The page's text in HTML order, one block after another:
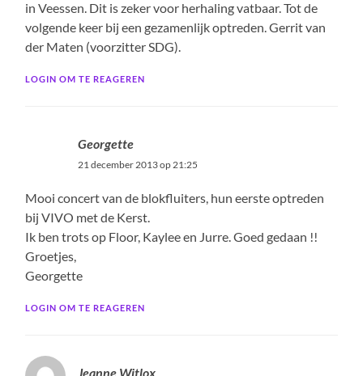
in Veessen. Dit is zeker voor herhaling vatbaar. Tot de
volgende keer bij een gezamenlijk optreden. Gerrit van
der Maten (voorzitter SDG).
LOGIN OM TE REAGEREN
Georgette
21 december 2013 op 21:25
Mooi concert van de blokfluiters, hun eerste optreden
bij VIVO met de Kerst.
Ik ben trots op Floor, Kaylee en Jurre. Goed gedaan !!
Groetjes,
Georgette
LOGIN OM TE REAGEREN
Jeanne Witlox